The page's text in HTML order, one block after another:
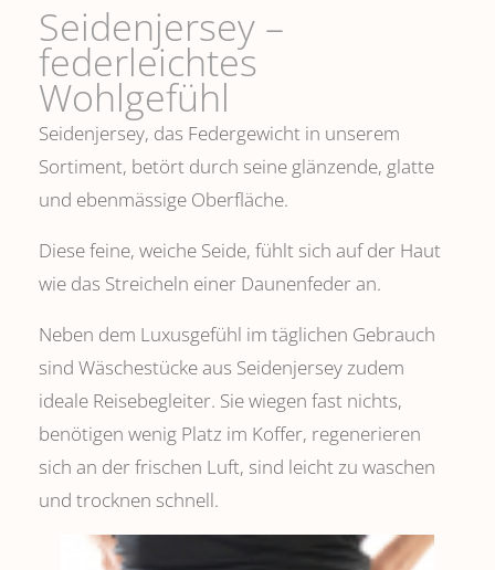
Seidenjersey –
federleichtes
Wohlgefühl
Seidenjersey, das Federgewicht in unserem
Sortiment, betört durch seine glänzende, glatte
und ebenmässige Oberfläche.
Diese feine, weiche Seide, fühlt sich auf der Haut
wie das Streicheln einer Daunenfeder an.
Neben dem Luxusgefühl im täglichen Gebrauch
sind Wäschestücke aus Seidenjersey zudem
ideale Reisebegleiter. Sie wiegen fast nichts,
benötigen wenig Platz im Koffer, regenerieren
sich an der frischen Luft, sind leicht zu waschen
und trocknen schnell.